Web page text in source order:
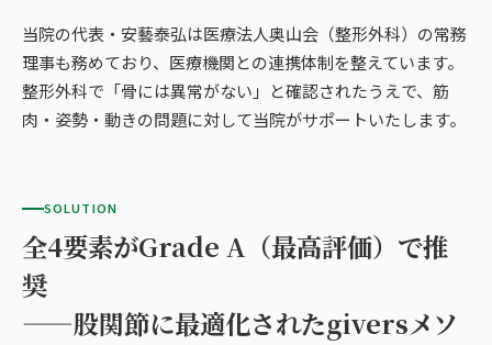
当院の代表・安藝泰弘は医療法人奥山会（整形外科）の常務
理事も務めており、医療機関との連携体制を整えています。
整形外科で「骨には異常がない」と確認されたうえで、筋
肉・姿勢・動きの問題に対して当院がサポートいたします。
SOLUTION
全4要素がGrade A（最高評価）で推
奨
——股関節に最適化されたgiversメソ